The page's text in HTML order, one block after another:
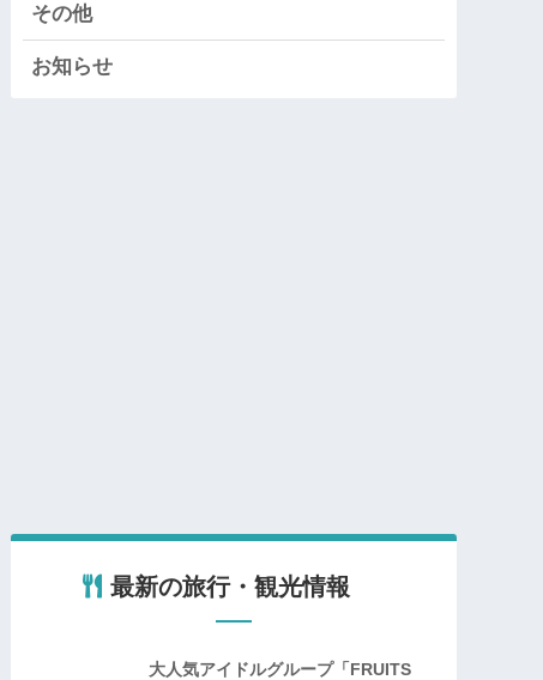
その他
お知らせ
最新の旅行・観光情報
大人気アイドルグループ「FRUITS